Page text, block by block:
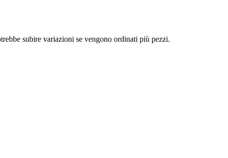
subire variazioni se vengono ordinati più pezzi.